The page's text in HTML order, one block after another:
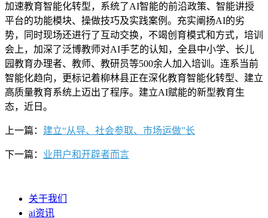
加速教育智能化转型，系统了AI智能的前沿政策、智能讲授
平台的功能模块、操做技巧及实践案例。充实阐扬AI的劣
势，同时现场还进行了互动交换，不竭创育模式和方式，培训
会上，加深了泛博教师对AI手艺的认知，全县中小学、长儿
园教育办理者、教师、教研员等500余人加入培训。连系当前
智能化趋向，更标记着柳林县正在深化教育智能化转型、建立
高质量教育系统上迈出了程序。建立AI赋能的新型教育生
态，近日。
上一篇： 建立“从导、社会参取、市场运做”长
下一篇： 业用户和开辟者而言
关于我们
ai资讯